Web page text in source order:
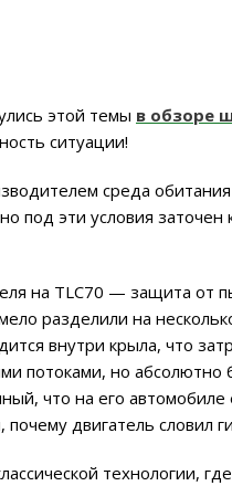
этой темы в обзоре
ситуации!
среда
под эти условия заточен
на TLC70 — защита от
разделили на
внутри крыла, что
потоками, но
что на его
двигатель словил
технологии,